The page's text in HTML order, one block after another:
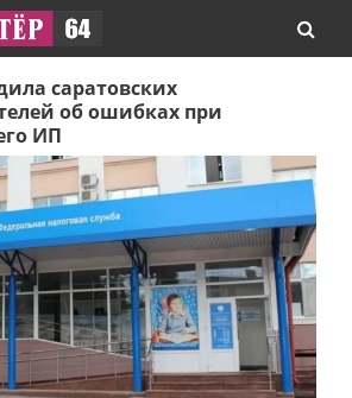
саратовских
об ошибках при
ИП